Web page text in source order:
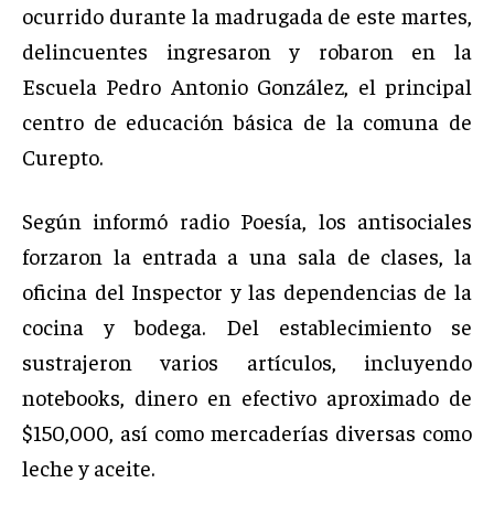
ocurrido durante la madrugada de este martes,
delincuentes ingresaron y robaron en la
Escuela Pedro Antonio González, el principal
centro de educación básica de la comuna de
Curepto.
Según informó radio Poesía, los antisociales
forzaron la entrada a una sala de clases, la
oficina del Inspector y las dependencias de la
cocina y bodega. Del establecimiento se
sustrajeron varios artículos, incluyendo
notebooks, dinero en efectivo aproximado de
$150,000, así como mercaderías diversas como
leche y aceite.